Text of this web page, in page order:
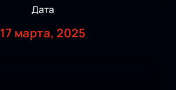
Дата
17 марта, 2025